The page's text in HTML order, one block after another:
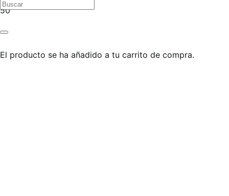
El producto se ha añadido a tu carrito de compra.